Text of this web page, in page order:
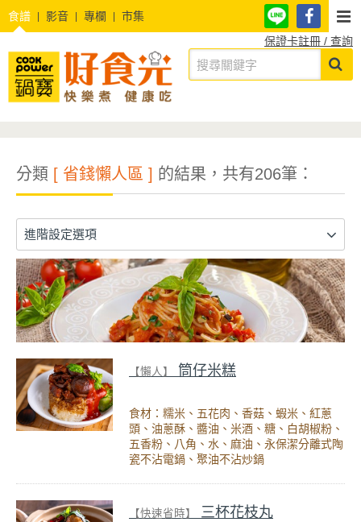
食譜 影音 專欄
市集
保證卡註冊 / 查詢
分類 [ 省錢懶人區 ] 的結果，共有206筆：
進階設定選項
【懶人】 筒仔米糕
食材：糯米、五花肉、香菇、蝦米、紅蔥
頭、油蔥酥、醬油、米酒、糖、白胡椒粉、
五香粉、八角、水、麻油、永保潔分離式陶
瓷不沾電鍋、聚油不沾炒鍋
【快速省時】 三杯花枝丸